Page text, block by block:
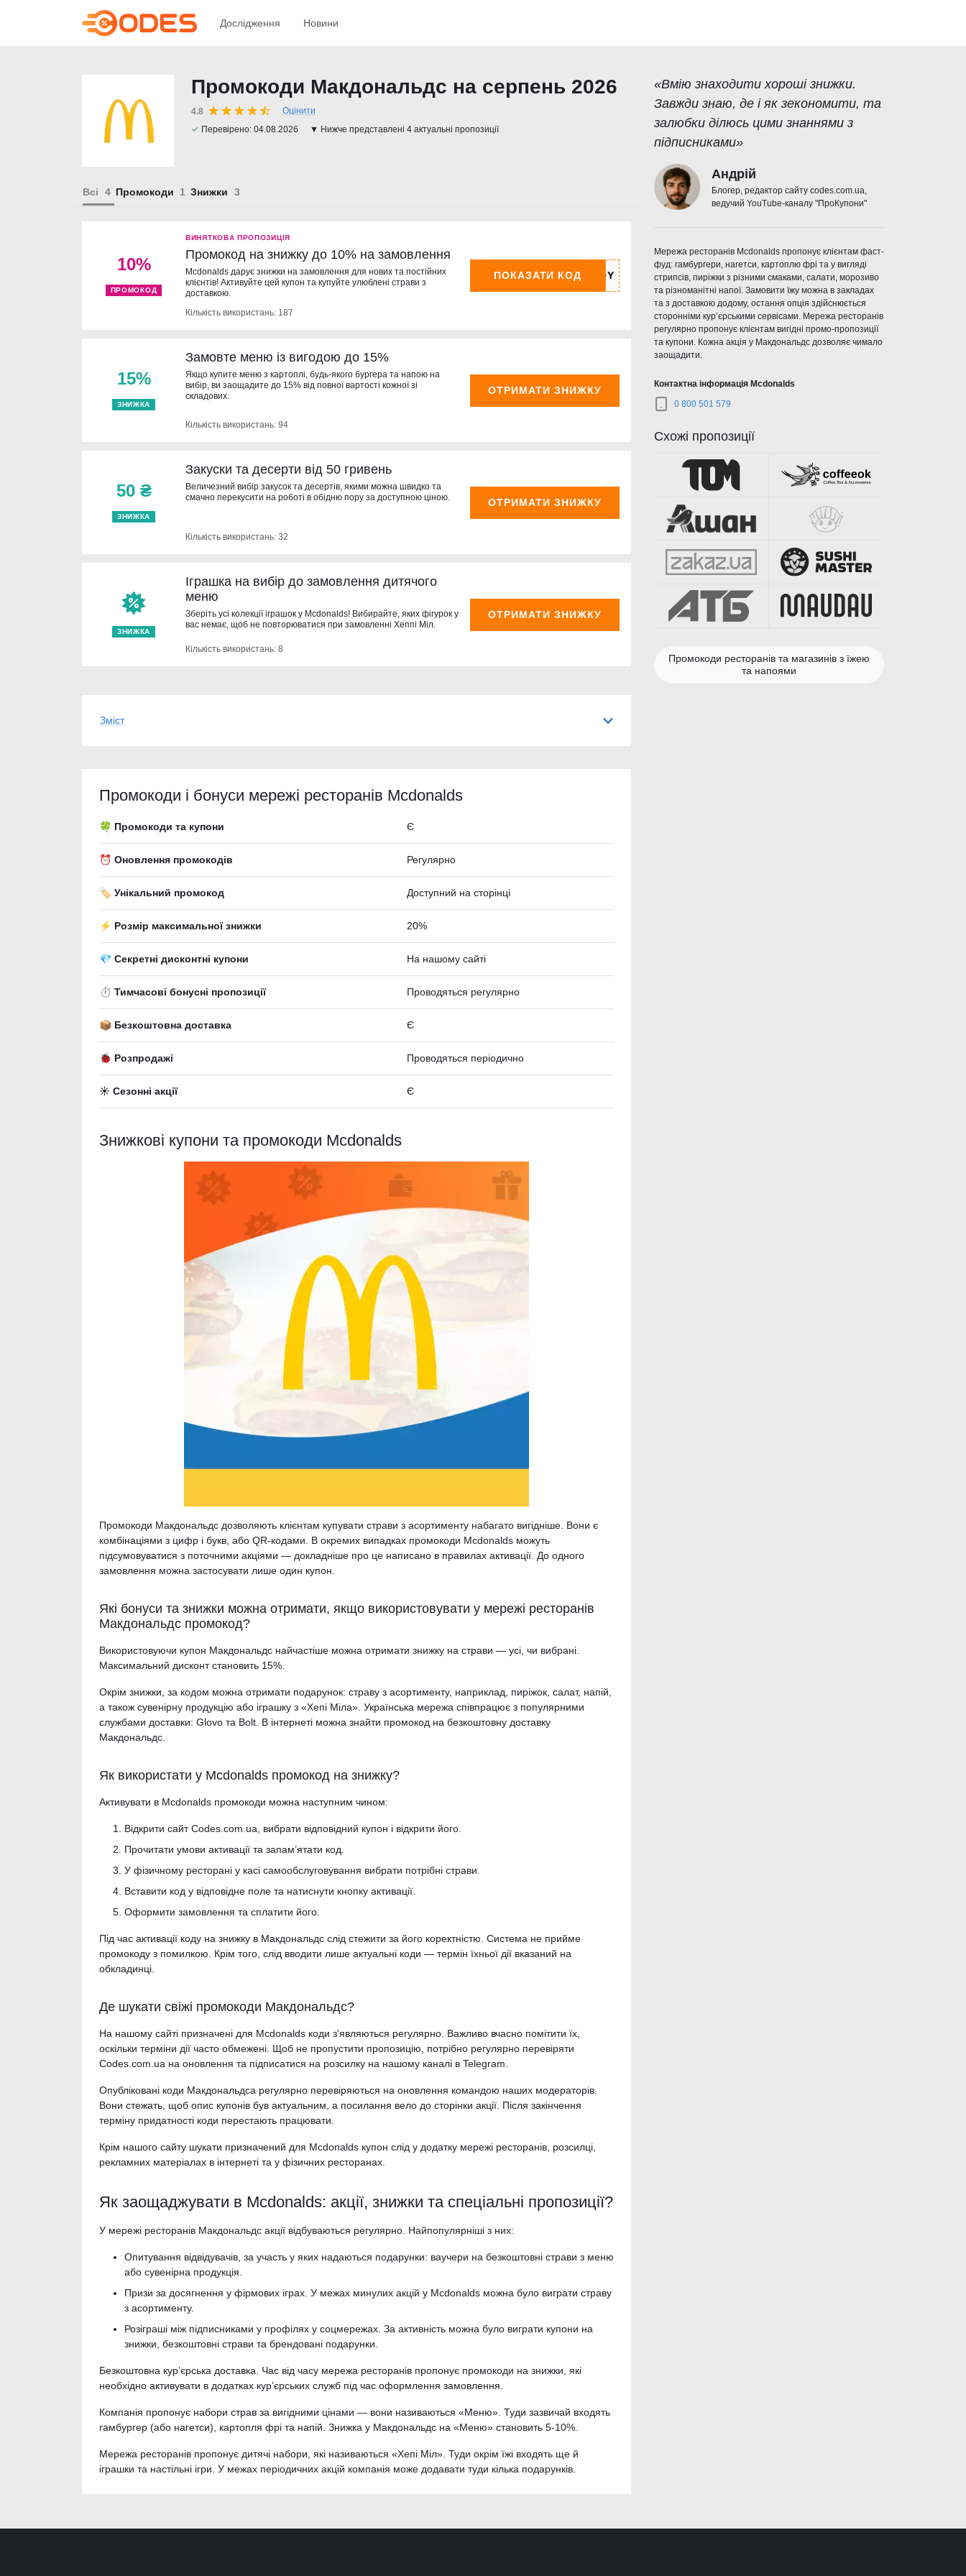
Дослідження Новини
Промокоди Макдональдс на серпень 2026
4.8
Оцінити
✓ Перевірено: 04.08.2026 ▼ Нижче представлені 4 актуальні пропозиції
Всі Промокоди Знижки
10%
ПРОМОКОД
ВИНЯТКОВА ПРОПОЗИЦІЯ
Промокод на знижку до 10% на замовлення
Mcdonalds дарує знижки на замовлення для нових та постійних
клієнтів! Активуйте цей купон та купуйте улюблені страви з
доставкою.
Кількість використань: 187
ПОКАЗАТИ КОД
15%
ЗНИЖКА
Замовте меню із вигодою до 15%
Якщо купите меню з картоплі, будь-якого бургера та напою на
вибір, ви заощадите до 15% від повної вартості кожної зі
складових.
Кількість використань: 94
ОТРИМАТИ ЗНИЖКУ
50 ₴
ЗНИЖКА
Закуски та десерти від 50 гривень
Величезний вибір закусок та десертів, якими можна швидко та
смачно перекусити на роботі в обідню пору за доступною ціною.
Кількість використань: 32
ОТРИМАТИ ЗНИЖКУ
ЗНИЖКА
Іграшка на вибір до замовлення дитячого
меню
Зберіть усі колекції іграшок у Mcdonalds! Вибирайте, яких фігурок у
вас немає, щоб не повторюватися при замовленні Хеппі Міл.
Кількість використань: 8
ОТРИМАТИ ЗНИЖКУ
Зміст
Промокоди і бонуси мережі ресторанів Mcdonalds
🍀 Промокоди та купони Є
⏰ Оновлення промокодів Регулярно
🏷️ Унікальний промокод Доступний на сторінці
⚡ Розмір максимальної знижки 20%
💎 Секретні дисконтні купони На нашому сайті
⏱ Тимчасові бонусні пропозиції Проводяться регулярно
📦 Безкоштовна доставка Є
🐞 Розпродажі Проводяться періодично
☀️ Сезонні акції Є
Знижкові купони та промокоди Mcdonalds
Промокоди Макдональдс дозволяють клієнтам купувати страви з асортименту набагато вигідніше. Вони є
комбінаціями з цифр і букв, або QR-кодами. В окремих випадках промокоди Mcdonalds можуть
підсумовуватися з поточними акціями — докладніше про це написано в правилах активації. До одного
замовлення можна застосувати лише один купон.
Які бонуси та знижки можна отримати, якщо використовувати у мережі ресторанів
Макдональдс промокод?
Використовуючи купон Макдональдс найчастіше можна отримати знижку на страви — усі, чи вибрані.
Максимальний дисконт становить 15%.
Окрім знижки, за кодом можна отримати подарунок: страву з асортименту, наприклад, пиріжок, салат, напій,
а також сувенірну продукцію або іграшку з «Хепі Міла». Українська мережа співпрацює з популярними
службами доставки: Glovo та Bolt. В інтернеті можна знайти промокод на безкоштовну доставку
Макдональдс.
Як використати у Mcdonalds промокод на знижку?
Активувати в Mcdonalds промокоди можна наступним чином:
Відкрити сайт Codes.com.ua, вибрати відповідний купон і відкрити його.
Прочитати умови активації та запам’ятати код.
У фізичному ресторані у касі самообслуговування вибрати потрібні страви.
Вставити код у відповідне поле та натиснути кнопку активації.
Оформити замовлення та сплатити його.
Під час активації коду на знижку в Макдональдс слід стежити за його коректністю. Система не прийме
промокоду з помилкою. Крім того, слід вводити лише актуальні коди — термін їхньої дії вказаний на
обкладинці.
Де шукати свіжі промокоди Макдональдс?
На нашому сайті призначені для Mcdonalds коди з'являються регулярно. Важливо вчасно помітити їх,
оскільки терміни дії часто обмежені. Щоб не пропустити пропозицію, потрібно регулярно перевіряти
Codes.com.ua на оновлення та підписатися на розсилку на нашому каналі в Telegram.
Опубліковані коди Макдональдса регулярно перевіряються на оновлення командою наших модераторів.
Вони стежать, щоб опис купонів був актуальним, а посилання вело до сторінки акції. Після закінчення
терміну придатності коди перестають працювати.
Крім нашого сайту шукати призначений для Mcdonalds купон слід у додатку мережі ресторанів, розсилці,
рекламних матеріалах в інтернеті та у фізичних ресторанах.
Як заощаджувати в Mcdonalds: акції, знижки та спеціальні пропозиції?
У мережі ресторанів Макдональдс акції відбуваються регулярно. Найпопулярніші з них:
Опитування відвідувачів, за участь у яких надаються подарунки: ваучери на безкоштовні страви з меню
або сувенірна продукція.
Призи за досягнення у фірмових іграх. У межах минулих акцій у Mcdonalds можна було виграти страву
з асортименту.
Розіграші між підписниками у профілях у соцмережах. За активність можна було виграти купони на
знижки, безкоштовні страви та брендовані подарунки.
Безкоштовна кур’єрська доставка. Час від часу мережа ресторанів пропонує промокоди на знижки, які
необхідно активувати в додатках кур’єрських служб під час оформлення замовлення.
Компанія пропонує набори страв за вигідними цінами — вони називаються «Меню». Туди зазвичай входять
гамбургер (або нагетси), картопля фрі та напій. Знижка у Макдональдс на «Меню» становить 5-10%.
Мережа ресторанів пропонує дитячі набори, які називаються «Хепі Міл». Туди окрім їжі входять ще й
іграшки та настільні ігри. У межах періодичних акцій компанія може додавати туди кілька подарунків.
«Вмію знаходити хороші знижки.
Завжди знаю, де і як зекономити, та
залюбки ділюсь цими знаннями з
підписниками»
Андрій
Блогер, редактор сайту codes.com.ua,
ведучий YouTube-каналу "ПроКупони"
Мережа ресторанів Mcdonalds пропонує клієнтам фаст-
фуд: гамбургери, нагетси, картоплю фрі та у вигляді
стрипсів, пиріжки з різними смаками, салати, морозиво
та різноманітні напої. Замовити їжу можна в закладах
та з доставкою додому, остання опція здійснюється
сторонніми кур’єрськими сервісами. Мережа ресторанів
регулярно пропонує клієнтам вигідні промо-пропозиції
та купони. Кожна акція у Макдональдс дозволяє чимало
заощадити.
Контактна інформація Mcdonalds
0 800 501 579
Схожі пропозиції
Промокоди ресторанів та магазинів з їжею
та напоями